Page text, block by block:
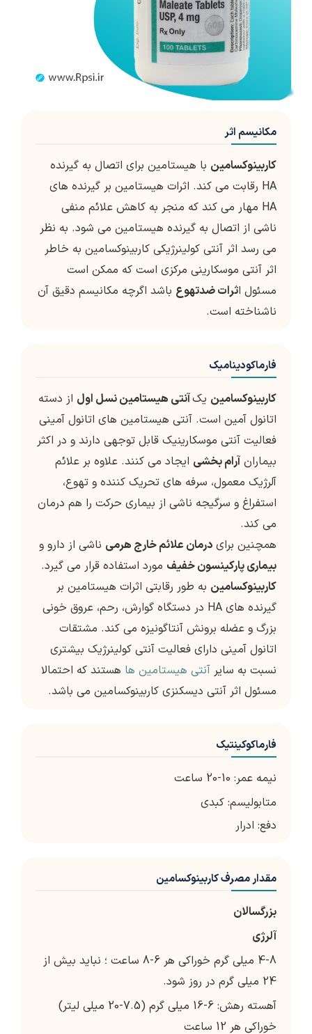
مکانیسم اثر
کاربینوکسامین با هیستامین برای اتصال به گیرنده
HA رقابت می کند. اثرات هیستامین بر گیرنده های
HA مهار می کند که منجر به کاهش علائم منفی
ناشی از اتصال به گیرنده هیستامین می شود. به نظر
می رسد اثر آنتی کولینرژیکی کاربینوکسامین به خاطر
اثر آنتی موسکارینی مرکزی است که ممکن است
مسئول اثرات ضدتهوع باشد اگرچه مکانیسم دقیق آن
ناشناخته است.
فارماکودینامیک
کاربینوکسامین یکآنتی هیستامین نسل اول از دسته
اتانول آمین است. آنتی هیستامین های اتانول آمینی
فعالیت آنتی موسکارینیک قابل توجهی دارند و در اکثر
بیماران آرام بخشی ایجاد می کنند. علاوه بر علائم
آلرژیک معمول، سرفه های تحریک کننده و تهوع،
استفراغ و سرگیجه ناشی از بیماری حرکت را هم درمان
می کند.
همچنین برای درمان علائم خارج هرمی ناشی از دارو و
بیماری پارکینسون خفیف مورد استفاده قرار می گیرد.
کاربینوکسامین به طور رقابتی اثرات هیستامین بر
گیرنده های HA در دستگاه گوارش، رحم، عروق خونی
بزرگ و عضله برونش آنتاگونیزه می کند. مشتقات
اتانول آمینی داراي فعالیت آنتی کولینرژیک بیشتری
نسبت به سایر آنتی هیستامین ها هستند که احتمالا
مسئول اثر آنتی دیسکنزی کاربینوکسامین می باشد.
فارماکوکینتیک
نیمه عمر: 10-20 ساعت
متابولیسم: کبدی
دفع: ادرار
مقدار مصرف کاربینوکسامین
بزرگسالان
آلرژی
4-8 میلی گرم خوراکی هر 6-8 ساعت ؛ نباید بیش از
24 میلی گرم در روز شود.
آهسته رهش: 6-16 میلی گرم (7.5-20 میلی لیتر)
خوراکی هر 12 ساعت